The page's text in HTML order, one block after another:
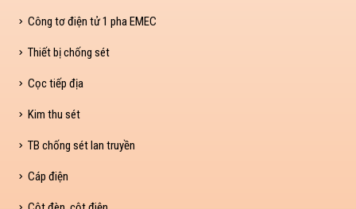
Công tơ điện tử 1 pha EMEC
Thiết bị chống sét
Cọc tiếp địa
Kim thu sét
TB chống sét lan truyền
Cáp điện